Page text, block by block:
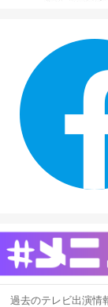
過去のテレビ出演情